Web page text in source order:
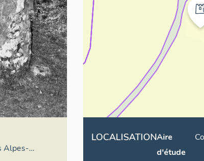
Alpes-
LOCALISATIONAire
d'étude